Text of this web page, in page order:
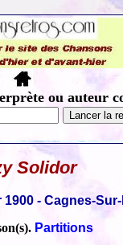
ou auteur
Solidor
- Cagnes-
Partitions